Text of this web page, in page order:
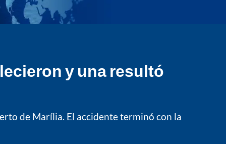
y una resultó
de Marília. El accidente terminó con la